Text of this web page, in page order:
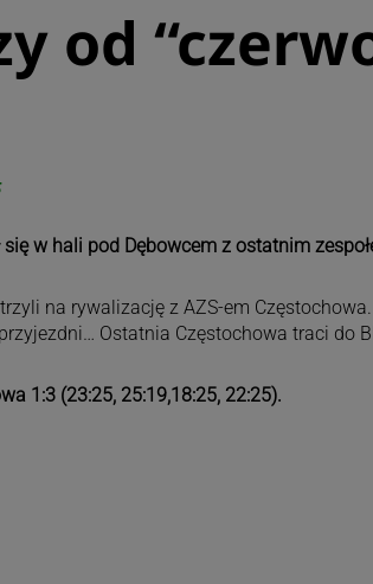
od
w hali pod Dębowcem z ostatnim
na rywalizację z AZS-em
Ostatnia Częstochowa traci do
1:3 (23:25, 25:19,18:25, 22:25).